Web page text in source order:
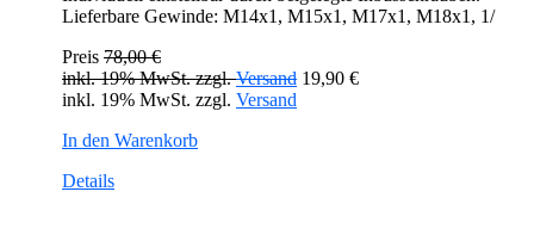
Lieferbare Gewinde: M14x1, M15x1, M17x1, M18x1, 1/
Preis 78,00 €
inkl. 19% MwSt. zzgl.Versand 19,90 €
inkl. 19% MwSt. zzgl. Versand
In den Warenkorb
Details